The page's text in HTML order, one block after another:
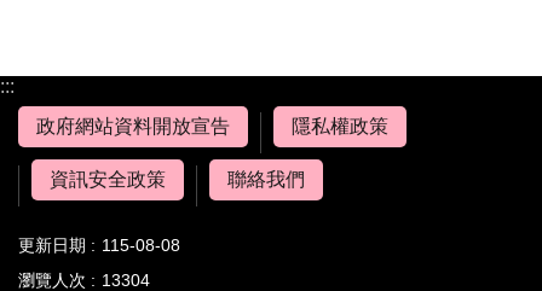
:::
政府網站資料開放宣告
隱私權政策
資訊安全政策 聯絡我們
更新日期
115-08-08
瀏覽人次
13304